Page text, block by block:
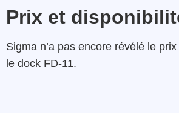
Prix et
Sigma n’a pas encore révélé le
le dock FD-11.